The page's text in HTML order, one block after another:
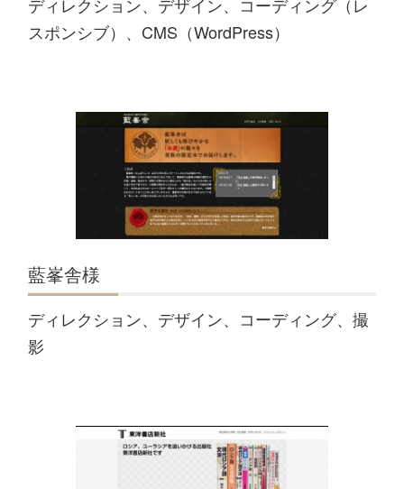
ディレクション、デザイン、コーディング（レ
スポンシブ）、CMS（WordPress）
藍峯舎様
ディレクション、デザイン、コーディング、撮
影